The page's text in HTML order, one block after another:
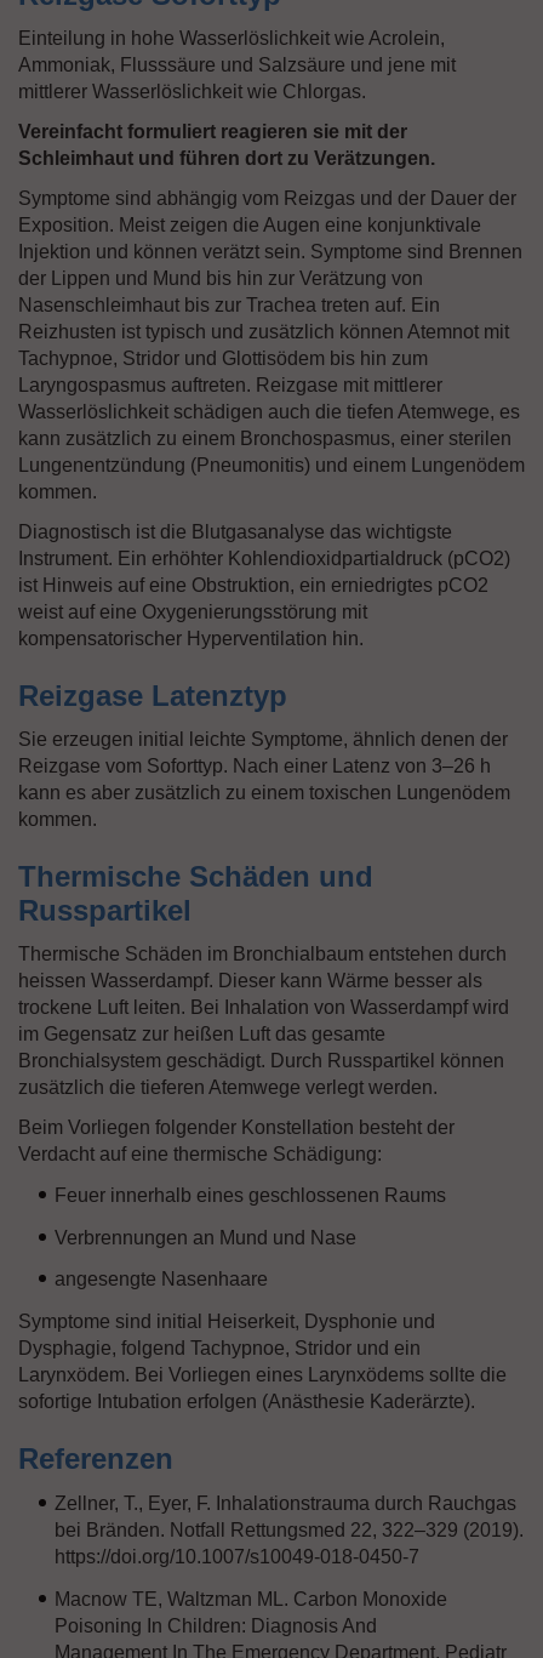
Einteilung in hohe Wasserlöslichkeit wie Acrolein,
Ammoniak, Flusssäure und Salzsäure und jene mit
mittlerer Wasserlöslichkeit wie Chlorgas.
Vereinfacht formuliert reagieren sie mit der
Schleimhaut und führen dort zu Verätzungen.
Symptome sind abhängig vom Reizgas und der Dauer der
Exposition. Meist zeigen die Augen eine konjunktivale
Injektion und können verätzt sein. Symptome sind Brennen
der Lippen und Mund bis hin zur Verätzung von
Nasenschleimhaut bis zur Trachea treten auf. Ein
Reizhusten ist typisch und zusätzlich können Atemnot mit
Tachypnoe, Stridor und Glottisödem bis hin zum
Laryngospasmus auftreten. Reizgase mit mittlerer
Wasserlöslichkeit schädigen auch die tiefen Atemwege, es
kann zusätzlich zu einem Bronchospasmus, einer sterilen
Lungenentzündung (Pneumonitis) und einem Lungenödem
kommen.
Diagnostisch ist die Blutgasanalyse das wichtigste
Instrument. Ein erhöhter Kohlendioxidpartialdruck (pCO2)
ist Hinweis auf eine Obstruktion, ein erniedrigtes pCO2
weist auf eine Oxygenierungsstörung mit
kompensatorischer Hyperventilation hin.
Reizgase Latenztyp
Sie erzeugen initial leichte Symptome, ähnlich denen der
Reizgase vom Soforttyp. Nach einer Latenz von 3–26 h
kann es aber zusätzlich zu einem toxischen Lungenödem
kommen.
Thermische Schäden und
Russpartikel
Thermische Schäden im Bronchialbaum entstehen durch
heissen Wasserdampf. Dieser kann Wärme besser als
trockene Luft leiten. Bei Inhalation von Wasserdampf wird
im Gegensatz zur heißen Luft das gesamte
Bronchialsystem geschädigt. Durch Russpartikel können
zusätzlich die tieferen Atemwege verlegt werden.
Beim Vorliegen folgender Konstellation besteht der
Verdacht auf eine thermische Schädigung:
Feuer innerhalb eines geschlossenen Raums
Verbrennungen an Mund und Nase
angesengte Nasenhaare
Symptome sind initial Heiserkeit, Dysphonie und
Dysphagie, folgend Tachypnoe, Stridor und ein
Larynxödem. Bei Vorliegen eines Larynxödems sollte die
sofortige Intubation erfolgen (Anästhesie Kaderärzte).
Referenzen
Zellner, T., Eyer, F. Inhalationstrauma durch Rauchgas
bei Bränden. Notfall Rettungsmed 22, 322–329 (2019).
https://doi.org/10.1007/s10049-018-0450-7
Macnow TE, Waltzman ML. Carbon Monoxide
Poisoning In Children: Diagnosis And
Management In The Emergency Department. Pediatr